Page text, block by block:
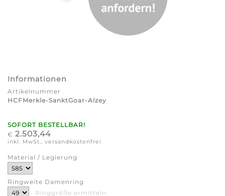
Informationen
Artikelnummer
HCFMerkle-SanktGoar-Alzey
SOFORT BESTELLBAR!
€ 2.503,44
inkl. MwSt., versandkostenfrei
Material / Legierung
Ringweite Damenring
Ringgröße ermitteln